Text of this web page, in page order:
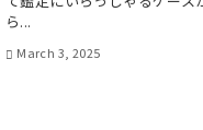
ら...
March 3, 2025